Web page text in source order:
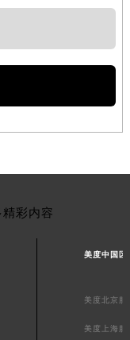
彩内容
美度中国区
美度北京服
美度上海服